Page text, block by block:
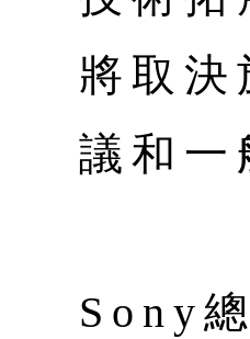
將取
議和一
Sony